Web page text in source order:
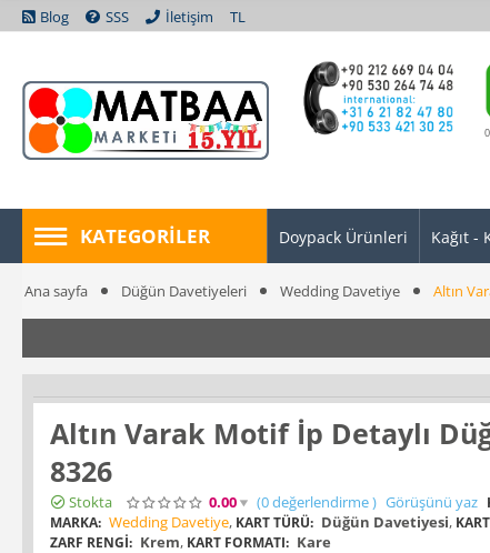
Blog SSS İletişim TL
KATEGORILER Doypack Ürünleri Kağıt -
Ana sayfa Düğün Davetiyeleri Wedding Davetiye Altın
Altın Varak Motif İp Detaylı
8326
Stokta 0.00 (0değerlendirme) Görüşünü yaz
MARKA: Wedding Davetiye, KART TÜRÜ: Düğün Davetiyesi,
ZARF RENGI: Krem, KART FORMATI: Kare